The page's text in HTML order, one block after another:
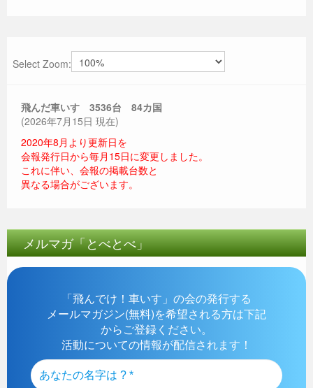
Select Zoom:
飛んだ車いす 3536台 84カ国
(2026年7月15日 現在)
2020年8月より更新日を
会報発行日から毎月15日に変更しました。
これに伴い、会報の掲載台数と
異なる場合がございます。
メルマガ「とべとべ」
「飛んでけ！車いす」の会の発行する
メールマガジン(無料)を希望される方は下記
からご登録ください。
活動についての情報が配信されます！